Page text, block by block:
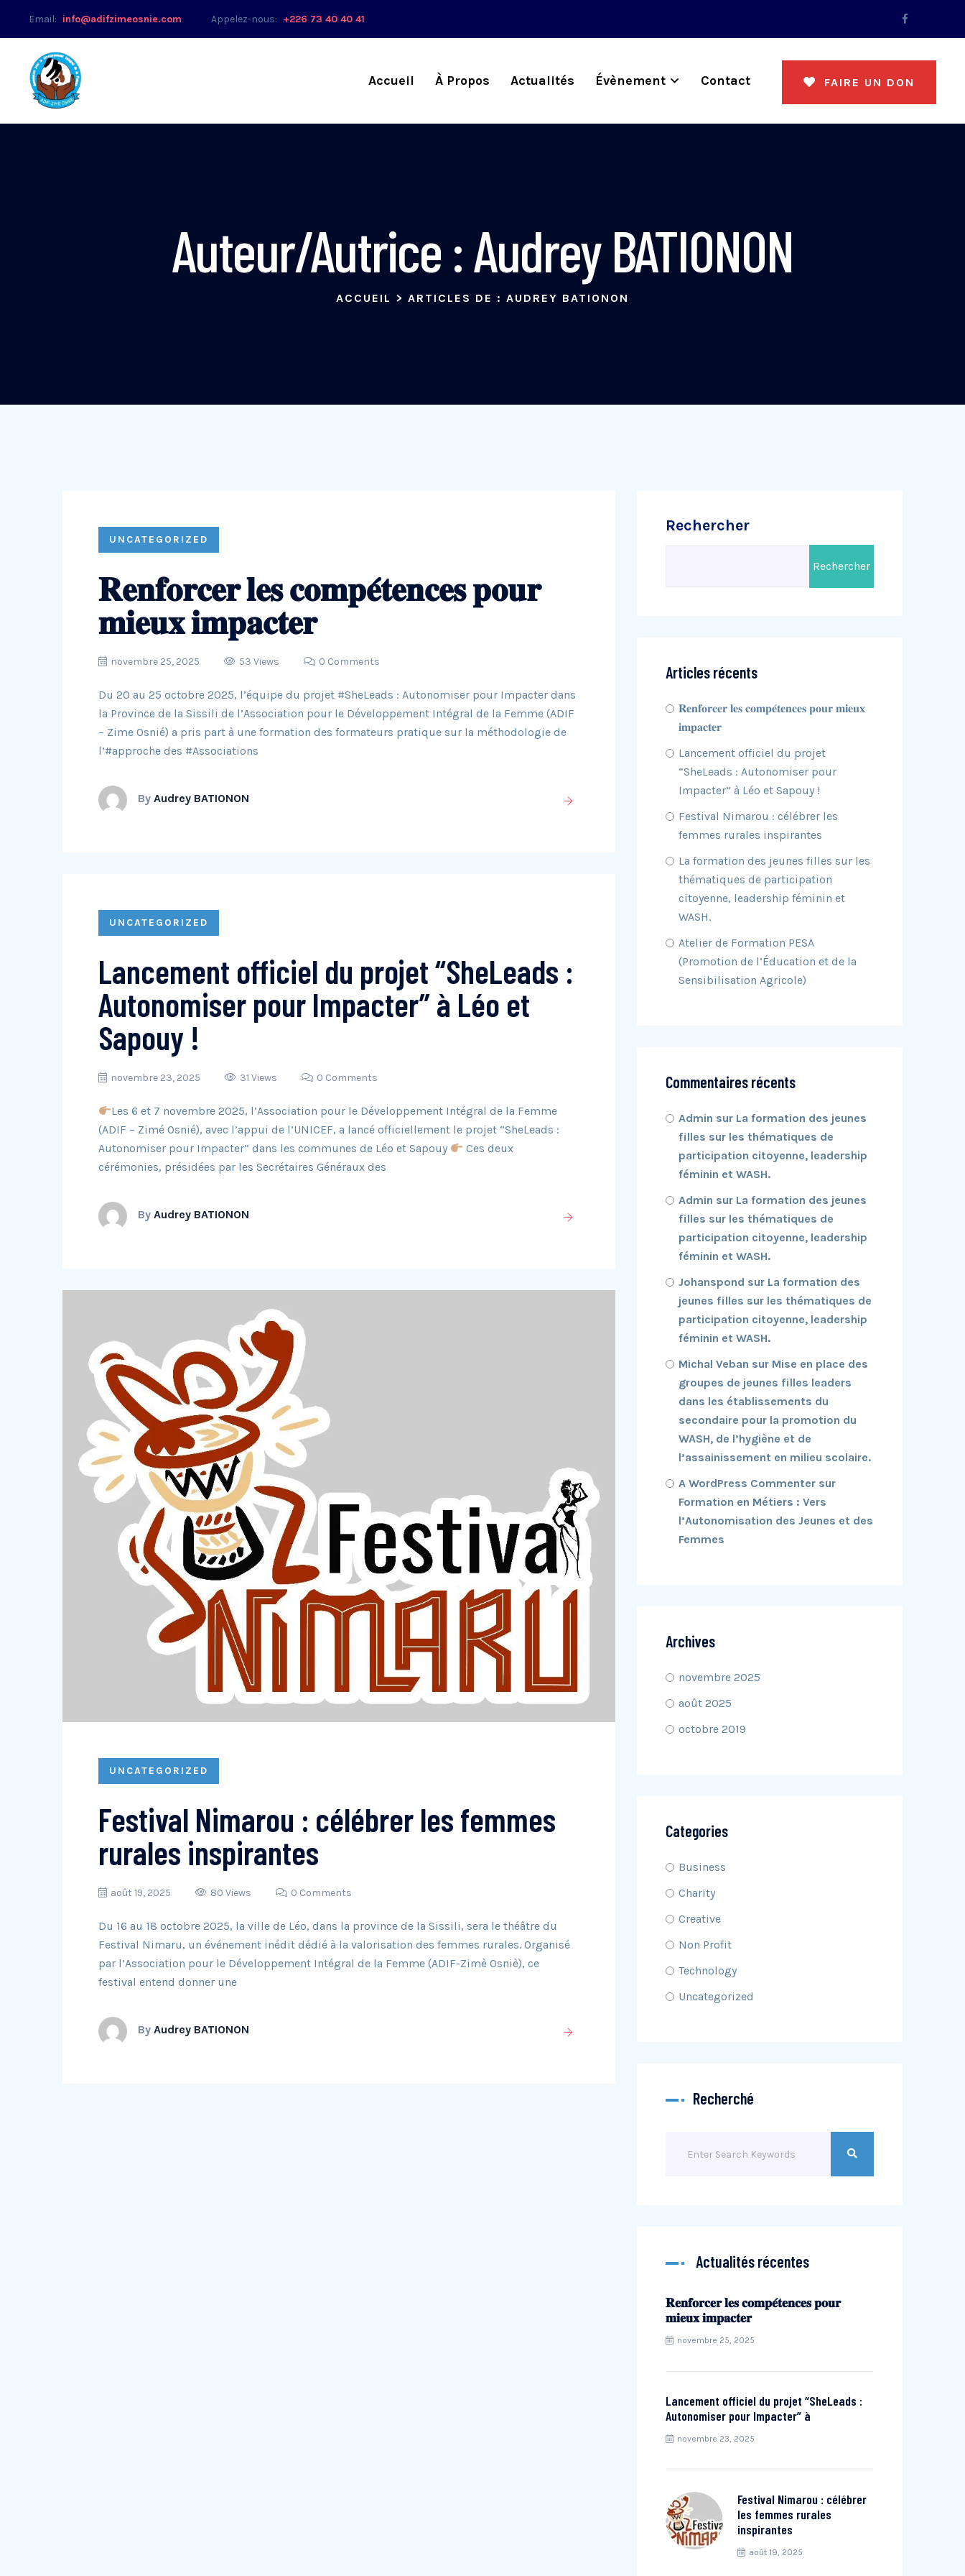
Email: info@adifzimeosnie.com Appelez-nous: +226 73 40 40 41
Accueil À Propos Actualités Évènement Contact FAIRE UN DON
Auteur/autrice :Audrey BATIONON
ACCUEIL > ARTICLES DE : AUDREY BATIONON
UNCATEGORIZED
𝐑𝐞𝐧𝐟𝐨𝐫𝐜𝐞𝐫 𝐥𝐞𝐬 𝐜𝐨𝐦𝐩𝐞́𝐭𝐞𝐧𝐜𝐞𝐬 𝐩𝐨𝐮𝐫
𝐦𝐢𝐞𝐮𝐱 𝐢𝐦𝐩𝐚𝐜𝐭𝐞𝐫
novembre 25, 2025 53 Views 0 Comments
Du 20 au 25 octobre 2025, l’équipe du projet #SheLeads : Autonomiser pour Impacter dans
la Province de la Sissili de l’Association pour le Développement Intégral de la Femme (ADIF
– Zime Osnié) a pris part à une formation des formateurs pratique sur la méthodologie de
l’#approche des #Associations
By Audrey BATIONON
UNCATEGORIZED
Lancement officiel du projet “SheLeads :
Autonomiser pour Impacter” à Léo et
Sapouy !
novembre 23, 2025 31 Views 0 Comments
Les 6 et 7 novembre 2025, l’Association pour le Développement Intégral de la Femme
(ADIF – Zimé Osnié), avec l’appui de l’UNICEF, a lancé officiellement le projet “SheLeads :
Autonomiser pour Impacter” dans les communes de Léo et Sapouy
Ces deux
cérémonies, présidées par les Secrétaires Généraux des
By Audrey BATIONON
UNCATEGORIZED
Festival Nimarou : célébrer les femmes
rurales inspirantes
août 19, 2025 80 Views 0 Comments
Du 16 au 18 octobre 2025, la ville de Léo, dans la province de la Sissili, sera le théâtre du
Festival Nimaru, un événement inédit dédié à la valorisation des femmes rurales. Organisé
par l’Association pour le Développement Intégral de la Femme (ADIF-Zimè Osniè), ce
festival entend donner une
By Audrey BATIONON
Rechercher
Rechercher
Articles récents
𝐑𝐞𝐧𝐟𝐨𝐫𝐜𝐞𝐫 𝐥𝐞𝐬 𝐜𝐨𝐦𝐩𝐞́𝐭𝐞𝐧𝐜𝐞𝐬 𝐩𝐨𝐮𝐫 𝐦𝐢𝐞𝐮𝐱
𝐢𝐦𝐩𝐚𝐜𝐭𝐞𝐫
Lancement officiel du projet
“SheLeads : Autonomiser pour
Impacter” à Léo et Sapouy !
Festival Nimarou : célébrer les
femmes rurales inspirantes
La formation des jeunes filles sur les
thématiques de participation
citoyenne, leadership féminin et
WASH.
Atelier de Formation PESA
(Promotion de l’Éducation et de la
Sensibilisation Agricole)
Commentaires récents
Admin sur La formation des jeunes
filles sur les thématiques de
participation citoyenne, leadership
féminin et WASH.
Admin sur La formation des jeunes
filles sur les thématiques de
participation citoyenne, leadership
féminin et WASH.
Johanspond sur La formation des
jeunes filles sur les thématiques de
participation citoyenne, leadership
féminin et WASH.
Michal Veban sur Mise en place des
groupes de jeunes filles leaders
dans les établissements du
secondaire pour la promotion du
WASH, de l’hygiène et de
l’assainissement en milieu scolaire.
A WordPress Commenter sur
Formation en Métiers : Vers
l’Autonomisation des Jeunes et des
Femmes
Archives
novembre 2025
août 2025
octobre 2019
Categories
Business
Charity
Creative
Non Profit
Technology
Uncategorized
Recherché
Actualités récentes
𝐑𝐞𝐧𝐟𝐨𝐫𝐜𝐞𝐫 𝐥𝐞𝐬 𝐜𝐨𝐦𝐩𝐞́𝐭𝐞𝐧𝐜𝐞𝐬 𝐩𝐨𝐮𝐫
𝐦𝐢𝐞𝐮𝐱 𝐢𝐦𝐩𝐚𝐜𝐭𝐞𝐫
novembre 25, 2025
Lancement officiel du projet “SheLeads :
Autonomiser pour Impacter” à
novembre 23, 2025
Festival Nimarou : célébrer
les femmes rurales
inspirantes
août 19, 2025